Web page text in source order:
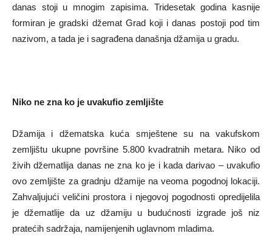
danas stoji u mnogim zapisima. Tridesetak godina kasnije
formiran je gradski džemat Grad koji i danas postoji pod tim
nazivom, a tada je i sagrađena današnja džamija u gradu.
Niko ne zna ko je uvakufio zemljište
Džamija i džematska kuća smještene su na vakufskom
zemljištu ukupne površine 5.800 kvadratnih metara. Niko od
živih džematlija danas ne zna ko je i kada darivao – uvakufio
ovo zemljište za gradnju džamije na veoma pogodnoj lokaciji.
Zahvaljujući veličini prostora i njegovoj pogodnosti opredijelila
je džematlije da uz džamiju u budućnosti izgrade još niz
pratećih sadržaja, namijenjenih uglavnom mladima.